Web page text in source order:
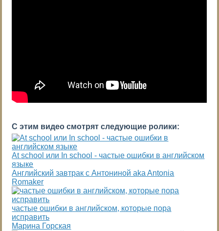
С этим видео смотрят следующие ролики:
At school или In school - частые ошибки в английском
языке
Английский завтрак с Антониной aka Antonia
Romaker
частые ошибки в английском, которые пора
исправить
Марина Горская